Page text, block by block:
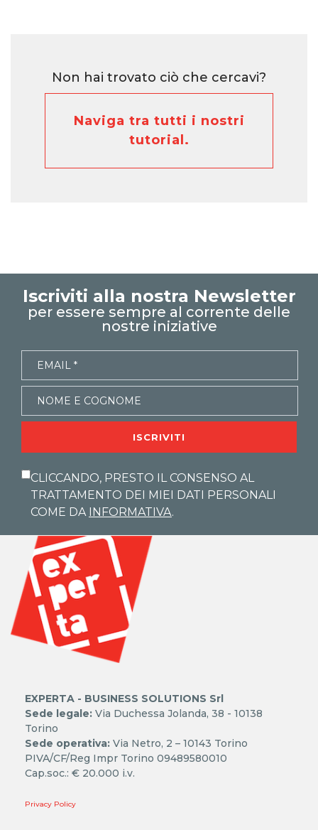
Non hai trovato ciò che cercavi?
Naviga tra tutti i nostri
tutorial.
Iscriviti alla nostra Newsletter
per essere sempre al corrente delle
nostre iniziative
ISCRIVITI
CLICCANDO, PRESTO IL CONSENSO AL
TRATTAMENTO DEI MIEI DATI PERSONALI
COME DA INFORMATIVA.
EXPERTA - BUSINESS SOLUTIONS Srl
Sede legale: Via Duchessa Jolanda, 38 - 10138
Torino
Sede operativa: Via Netro, 2 – 10143 Torino
PIVA/CF/Reg Impr Torino 09489580010
Cap.soc.: € 20.000 i.v.
Privacy Policy